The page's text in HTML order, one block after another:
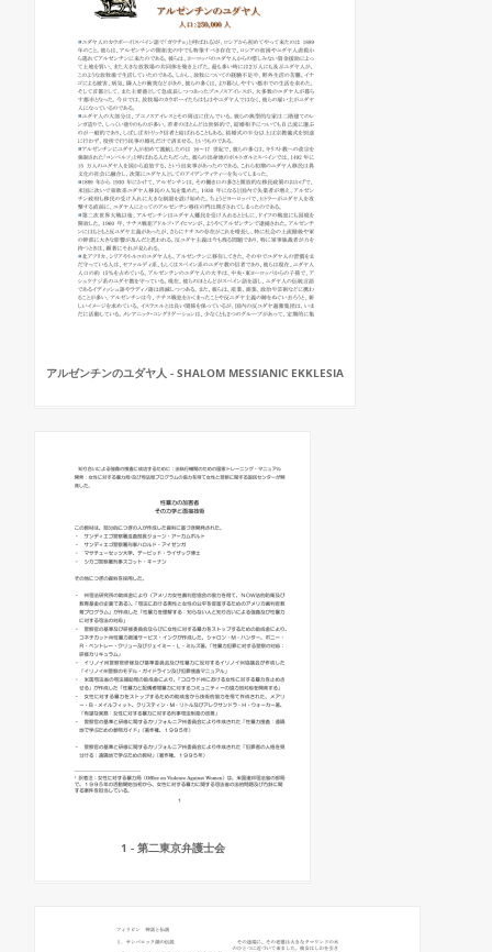
アルゼンチンのユダヤ人 - SHALOM MESSIANIC EKKLESIA
1 - 第二東京弁護士会